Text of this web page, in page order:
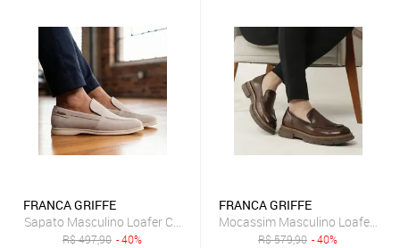
FRANCA GRIFFE
Sapato Masculino Loafer Couro Legítimo Zurich Sola Costurada
R$497,90 - 40%
FRANCA GRIFFE
Mocassim Masculino Loafer Alt
R$579,90 - 40%